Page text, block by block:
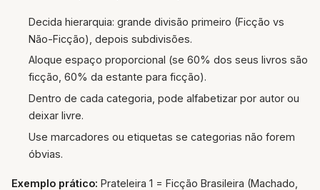
Decida hierarquia: grande divisão primeiro (Ficção vs
Não-Ficção), depois subdivisões.
Aloque espaço proporcional (se 60% dos seus livros são
ficção, 60% da estante para ficção).
Dentro de cada categoria, pode alfabetizar por autor ou
deixar livre.
Use marcadores ou etiquetas se categorias não forem
óbvias.
Exemplo prático: Prateleira 1 = Ficção Brasileira (Machado,